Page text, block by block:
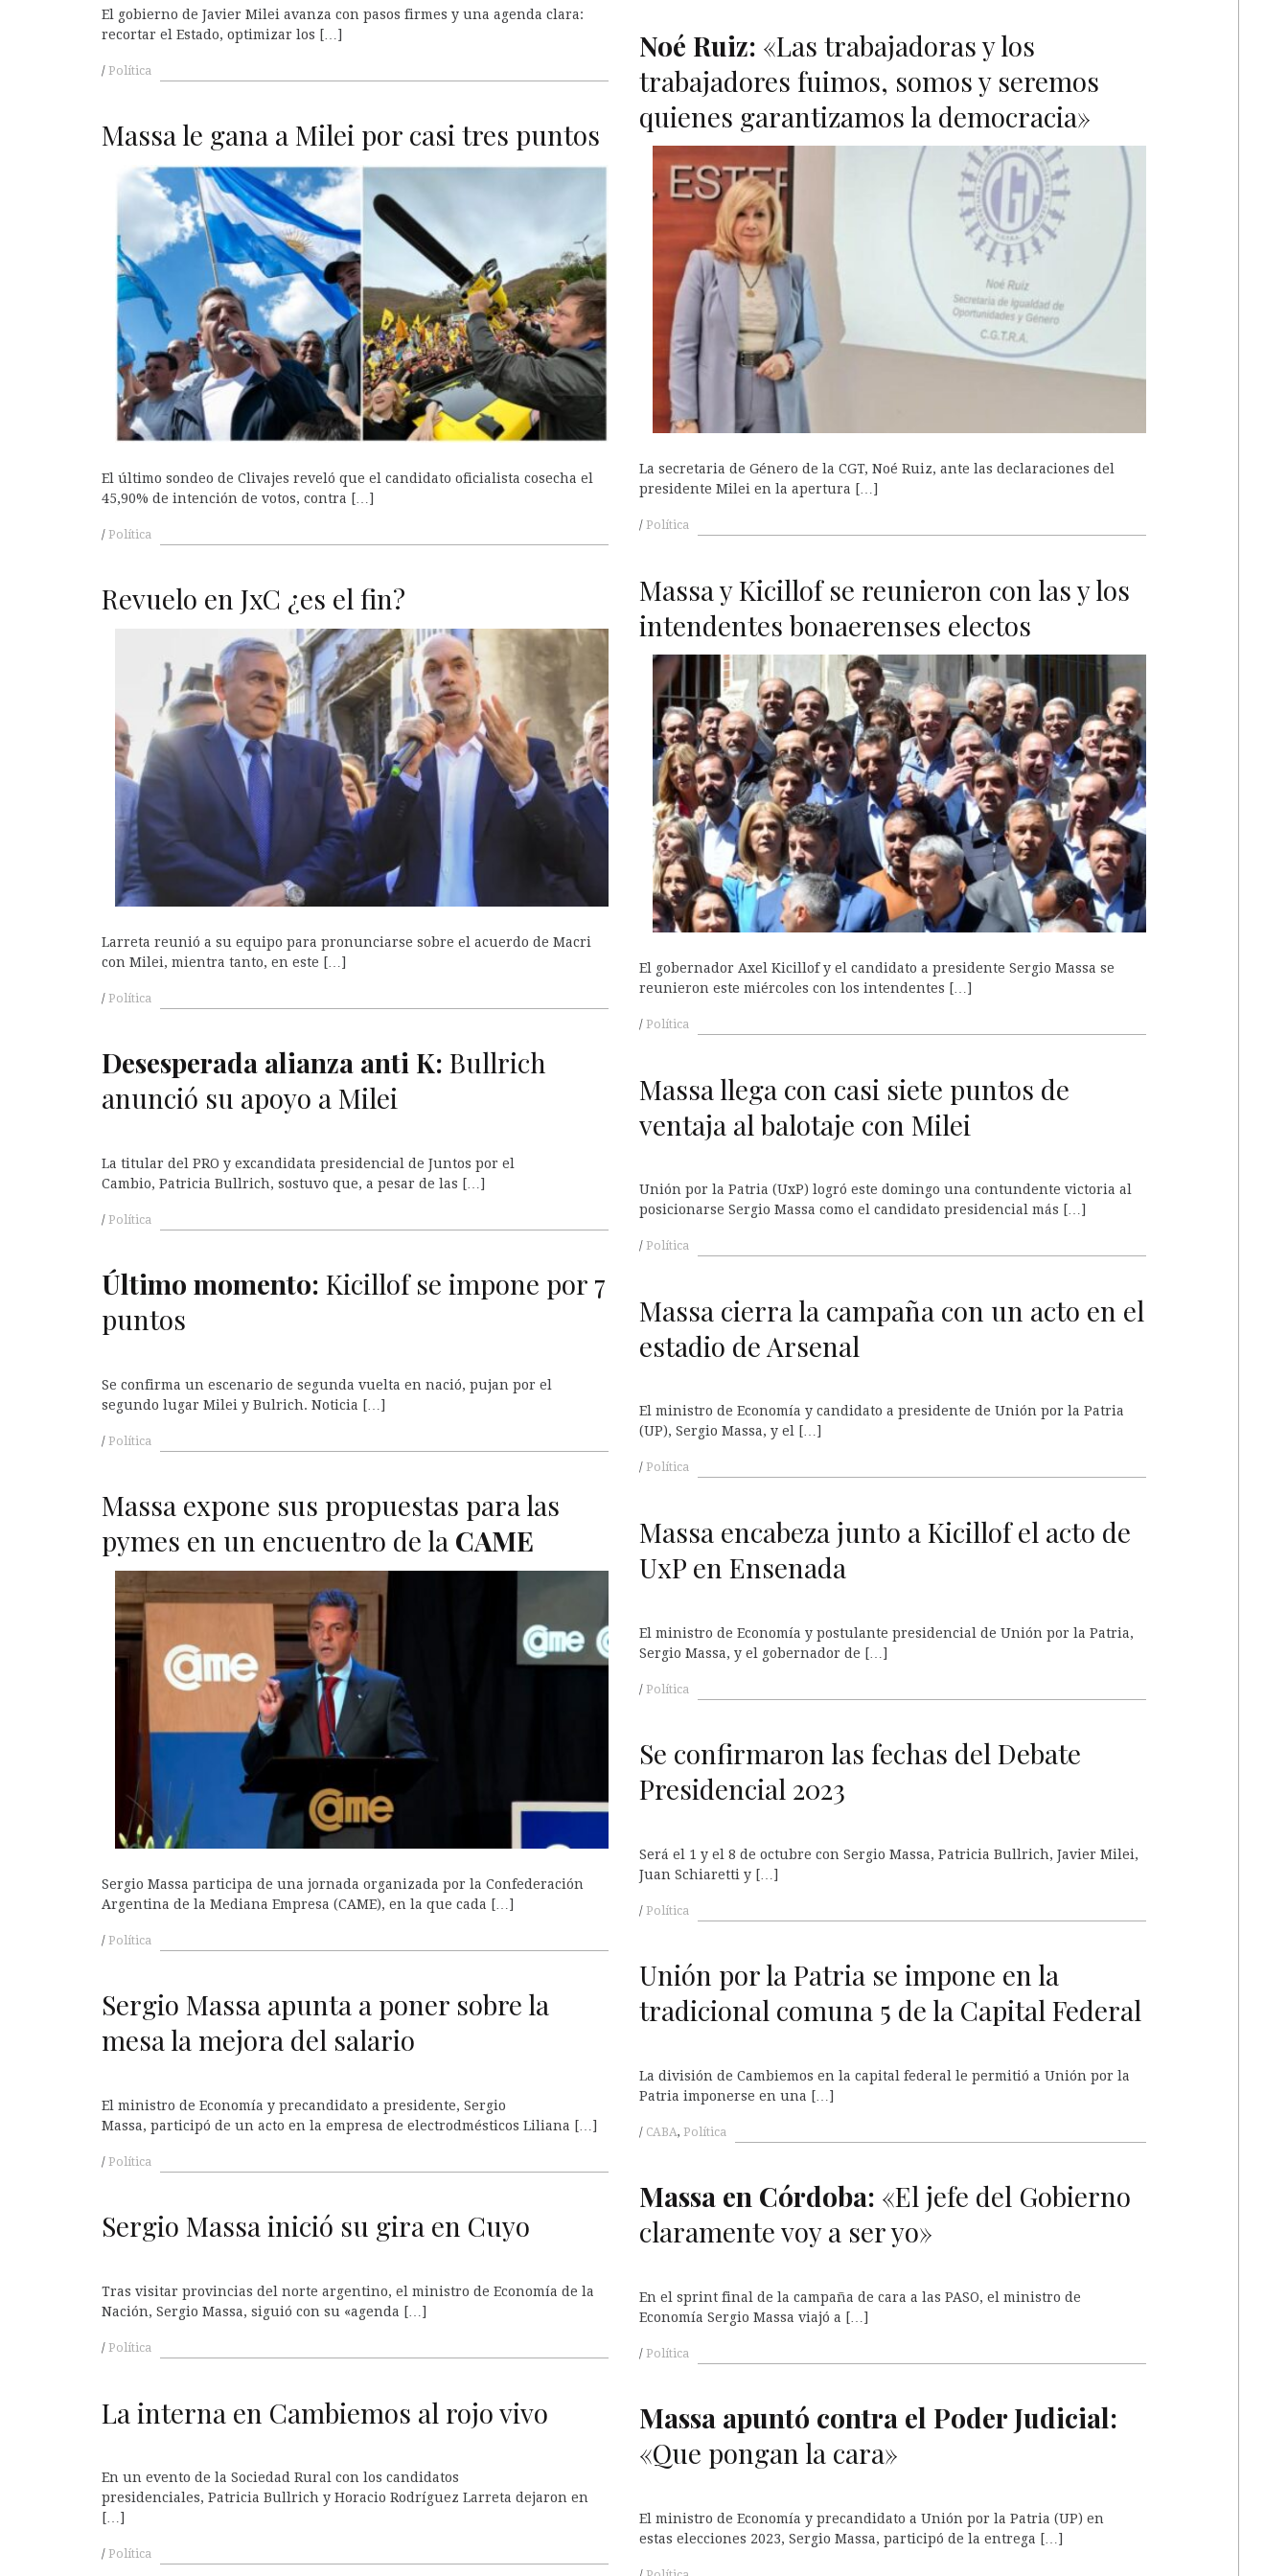
El gobierno de Javier Milei avanza con pasos firmes y una agenda clara:
recortar el Estado, optimizar los […]
Política
Noé Ruiz: «Las trabajadoras y los
trabajadores fuimos, somos y seremos
quienes garantizamos la democracia»
A
La secretaria de Género de la CGT, Noé Ruiz, ante las declaraciones del
presidente Milei en la apertura […]
Política
Massa le gana a Milei por casi tres puntos
A
El último sondeo de Clivajes reveló que el candidato oficialista cosecha el
45,90% de intención de votos, contra […]
Política
Massa y Kicillof se reunieron con las y los
intendentes bonaerenses electos
A
El gobernador Axel Kicillof y el candidato a presidente Sergio Massa se
reunieron este miércoles con los intendentes […]
Política
Revuelo en JxC ¿es el fin?
A
Larreta reunió a su equipo para pronunciarse sobre el acuerdo de Macri
con Milei, mientra tanto, en este […]
Política
Desesperada alianza anti K: Bullrich
anunció su apoyo a Milei
A
La titular del PRO y excandidata presidencial de Juntos por el
Cambio, Patricia Bullrich, sostuvo que, a pesar de las […]
Política
Massa llega con casi siete puntos de
ventaja al balotaje con Milei
A
Unión por la Patria (UxP) logró este domingo una contundente victoria al
posicionarse Sergio Massa como el candidato presidencial más […]
Política
Último momento: Kicillof se impone por 7
puntos
A
Se confirma un escenario de segunda vuelta en nació, pujan por el
segundo lugar Milei y Bulrich. Noticia […]
Política
Massa cierra la campaña con un acto en el
estadio de ArsenalA
El ministro de Economía y candidato a presidente de Unión por la Patria
(UP), Sergio Massa, y el […]
Política
Massa expone sus propuestas para las
pymes en un encuentro de la CAME
A
Sergio Massa participa de una jornada organizada por la Confederación
Argentina de la Mediana Empresa (CAME), en la que cada […]
Política
Massa encabeza junto a Kicillof el acto de
UxP en EnsenadaA
El ministro de Economía y postulante presidencial de Unión por la Patria,
Sergio Massa, y el gobernador de […]
Política
Se confirmaron las fechas del Debate
Presidencial 2023A
Será el 1 y el 8 de octubre con Sergio Massa, Patricia Bullrich, Javier Milei,
Juan Schiaretti y […]
Política
Unión por la Patria se impone en la
tradicional comuna 5 de la Capital Federal
A
La división de Cambiemos en la capital federal le permitió a Unión por la
Patria imponerse en una […]
CABA, Política
Sergio Massa apunta a poner sobre la
mesa la mejora del salario
A
El ministro de Economía y precandidato a presidente, Sergio
Massa, participó de un acto en la empresa de electrodmésticos Liliana […]
Política
Massa en Córdoba: «El jefe del Gobierno
claramente voy a ser yo»
A
En el sprint final de la campaña de cara a las PASO, el ministro de
Economía Sergio Massa viajó a […]
Política
Sergio Massa inició su gira en Cuyo
A
Tras visitar provincias del norte argentino, el ministro de Economía de la
Nación, Sergio Massa, siguió con su «agenda […]
Política
La interna en Cambiemos al rojo vivo
A
En un evento de la Sociedad Rural con los candidatos
presidenciales, Patricia Bullrich y Horacio Rodríguez Larreta dejaron en
[…]
Política
Massa apuntó contra el Poder Judicial:
«Que pongan la cara»
A
El ministro de Economía y precandidato a Unión por la Patria (UP) en
estas elecciones 2023, Sergio Massa, participó de la entrega […]